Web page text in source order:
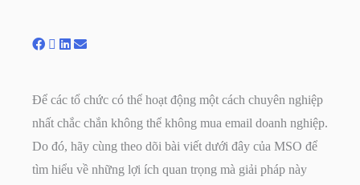
Để các tổ chức có thể hoạt động một cách chuyên nghiệp
nhất chắc chắn không thể không mua email doanh nghiệp.
Do đó, hãy cùng theo dõi bài viết dưới đây của MSO để
tìm hiểu về những lợi ích quan trọng mà giải pháp này